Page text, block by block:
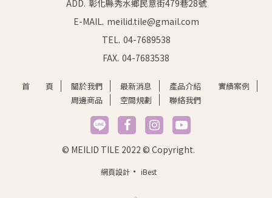
ADD. 彰化縣秀水鄉民意街479巷28號
E-MAIL. meilid.tile@gmail.com
TEL. 04-7689538
FAX. 04-7683538
首 頁 關於我們 最新消息 產品介紹
實績案例
周邊商品
空間規劃 聯絡我們
© MEILID TILE 2022 © Copyright.
網頁設計‧ iBest